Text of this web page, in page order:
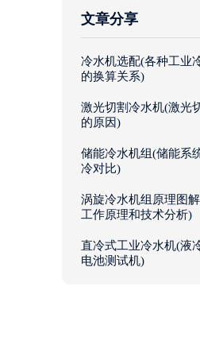
文章分享
冷水机选配(各种工业
的换算关系)
激光切割冷水机(激光
的原因)
储能冷水机组(储能系
冷对比)
涡旋冷水机组原理图
工作原理和技术分析)
直冷式工业冷水机(液
电池测试机)